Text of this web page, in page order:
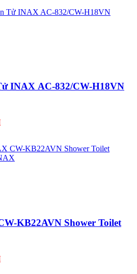
là:
INAX AC-832/CW-H18VN
Giá
là:
12.110.000 ₫.
KB22AVN Shower Toilet
Giá